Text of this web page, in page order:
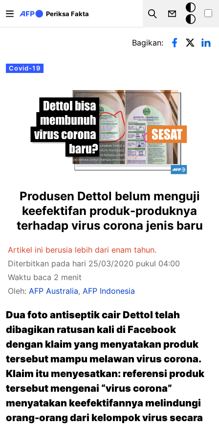
Periksa Fakta
Search
Mode
gelap
Tab primer
Covid-19
Bagikan:
Produsen Dettol belum menguji
keefektifan produk-produknya
terhadap virus corona jenis baru
Artikel ini berusia lebih dari enam tahun.
Diterbitkan pada hari 25/03/2020 pukul 04:00
Waktu baca 2 menit
Oleh: AFP Australia, AFP Indonesia
Dua foto antiseptik cair Dettol telah
dibagikan ratusan kali di Facebook
dengan klaim yang menyatakan produk
tersebut mampu melawan virus corona.
Klaim itu menyesatkan: referensi produk
tersebut mengenai “virus corona”
menyatakan keefektifannya melindungi
orang-orang dari kelompok virus secara